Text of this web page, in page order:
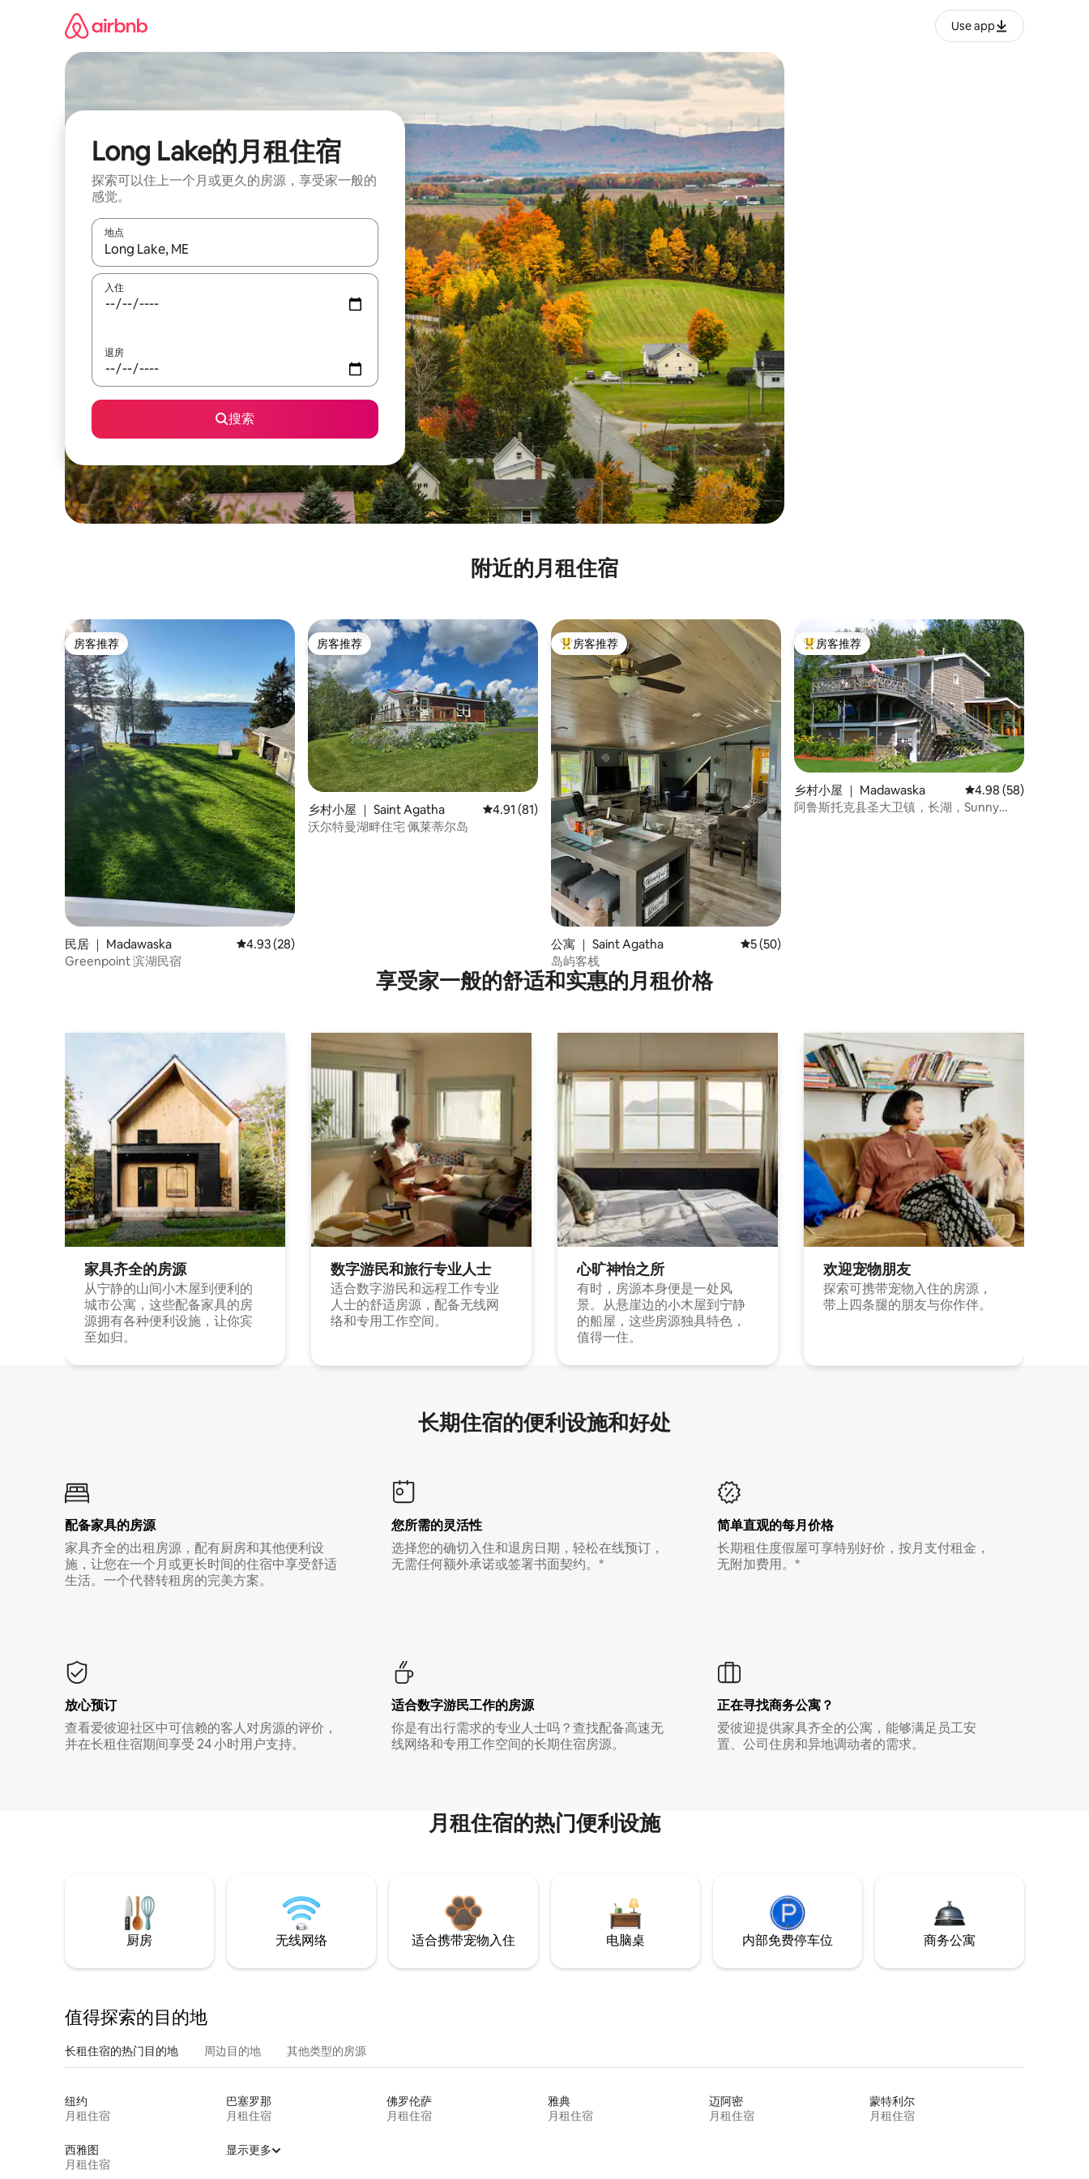
Use app
Long Lake的月租住宿
探索可以住上一个月或更久的房源，享受家一般的
感觉。
地点
如有搜索结果，请使用上下方向键查看，或通过点击或滑动手势浏览。
入住
退房
搜索
附近的月租住宿
房客推荐
房客推荐
民居 ｜ Madawaska 平均评分 4.93 分（满分 5 分），共 28 条评价
4.93 (28)
Greenpoint 滨湖民宿
房客推荐
房客推荐
乡村小屋 ｜ Saint Agatha 平均评分 4.91 分（满分 5 分），共 81 条评价
4.91 (81)
沃尔特曼湖畔住宅 佩莱蒂尔岛
热门「房客推荐」
房客推荐
公寓 ｜ Saint Agatha 平均评分 5 分（满分 5 分），共 50 条评价
5 (50)
岛屿客栈
热门「房客推荐」
房客推荐
乡村小屋 ｜ Madawaska 平均评分 4.98 分（满
4.98 (58)
阿鲁斯托克县圣大卫镇，长湖，Sunny
享受家一般的舒适和实惠的月租价格
家具齐全的房源
从宁静的山间小木屋到便利的
城市公寓，这些配备家具的房
源拥有各种便利设施，让你宾
至如归。
数字游民和旅行专业人士
适合数字游民和远程工作专业
人士的舒适房源，配备无线网
络和专用工作空间。
心旷神怡之所
有时，房源本身便是一处风
景。从悬崖边的小木屋到宁静
的船屋，这些房源独具特色，
值得一住。
欢迎宠物朋友
探索可携带宠物入住的房源，
带上四条腿的朋友与你作伴。
长期住宿的便利设施和好处
配备家具的房源
家具齐全的出租房源，配有厨房和其他便利设
施，让您在一个月或更长时间的住宿中享受舒适
生活。一个代替转租房的完美方案。
您所需的灵活性
选择您的确切入住和退房日期，轻松在线预订，
无需任何额外承诺或签署书面契约。*
简单直观的每月价格
长期租住度假屋可享特别好价，按月支付租金，
无附加费用。*
放心预订
查看爱彼迎社区中可信赖的客人对房源的评价，
并在长租住宿期间享受 24 小时用户支持。
适合数字游民工作的房源
你是有出行需求的专业人士吗？查找配备高速无
线网络和专用工作空间的长期住宿房源。
正在寻找商务公寓？
爱彼迎提供家具齐全的公寓，能够满足员工安
置、公司住房和异地调动者的需求。
月租住宿的热门便利设施
厨房 无线网络 适合携带宠物入住 电脑桌 内部免费停车位 商务公寓
值得探索的目的地
长租住宿的热门目的地 周边目的地 其他类型的房源
纽约
月租住宿
巴塞罗那
月租住宿
佛罗伦萨
月租住宿
雅典
月租住宿
迈阿密
月租住宿
蒙特利尔
月租住宿
西雅图
月租住宿
显示更多